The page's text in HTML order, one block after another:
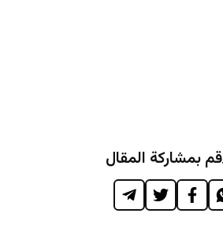
قم بمشاركة المقال